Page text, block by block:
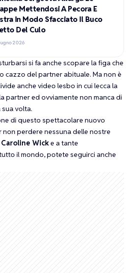
Mettendosi A Pecora E
In Modo Sfacciato Il Buco
Del Culo
2026
si fa anche scopare la figa che
cazzo del partner abituale. Ma non è
anche video lesbo in cui lecca la
partner ed ovviamente non manca di
volta.
di questo spettacolare nuovo
perdere nessuna delle nostre
Caroline Wicke a tante
il mondo, potete seguirci anche